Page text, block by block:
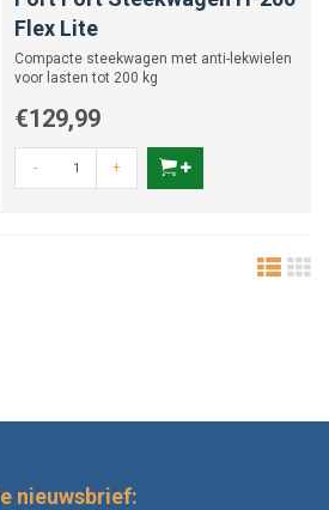
Flex Lite
Compacte steekwagen met anti-lekwielen
voor lasten tot 200 kg
€129,99
- +
nieuwsbrief: